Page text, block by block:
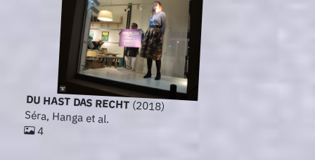
DU HAST DAS RECHT(2018)
Séra, Hanga et al.
4